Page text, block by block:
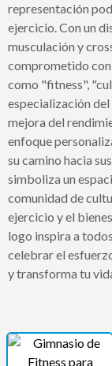
representación
ejercicio. Con un
musculación y
comprometido
como "fitness",
especialización
mejora del
enfoque
su camino hacia
simboliza un
comunidad de
ejercicio y el
logo inspira a
celebrar el
y transforma tu